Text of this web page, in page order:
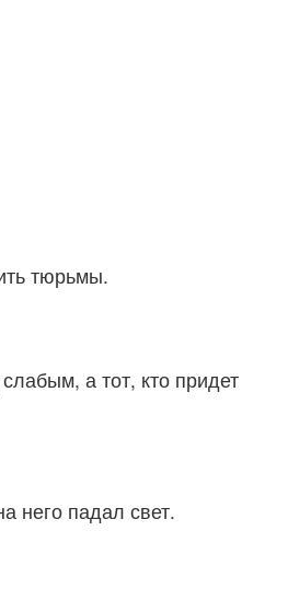
тюрьмы.
а тот, кто придет
него падал свет.